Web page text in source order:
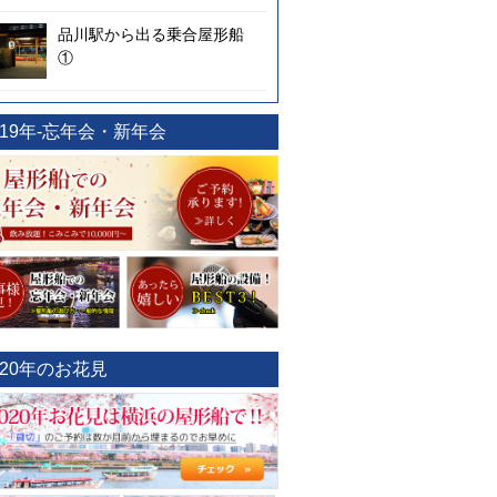
品川駅から出る乗合屋形船
①
年-忘年会・新年会
年のお花見